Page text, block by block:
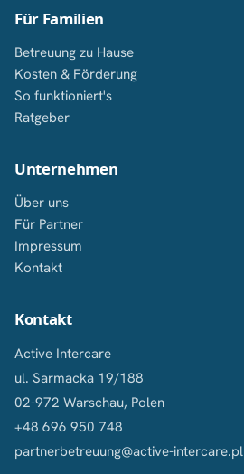
Für Familien
Betreuung zu Hause
Kosten & Förderung
So funktioniert's
Ratgeber
Unternehmen
Über uns
Für Partner
Impressum
Kontakt
Kontakt
Active Intercare
ul. Sarmacka 19/188
02-972 Warschau, Polen
+48 696 950 748
partnerbetreuung@active-intercare.pl